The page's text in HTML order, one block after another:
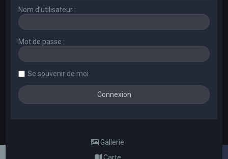
Nom d’utilisateur :
Mot de passe :
Se souvenir de moi
Gallerie
Carte